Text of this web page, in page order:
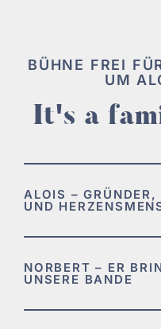
BÜHNE FREI
UM
It's a
ALOIS – GRÜNDER,
UND
NORBERT – ER
UNSERE BANDE